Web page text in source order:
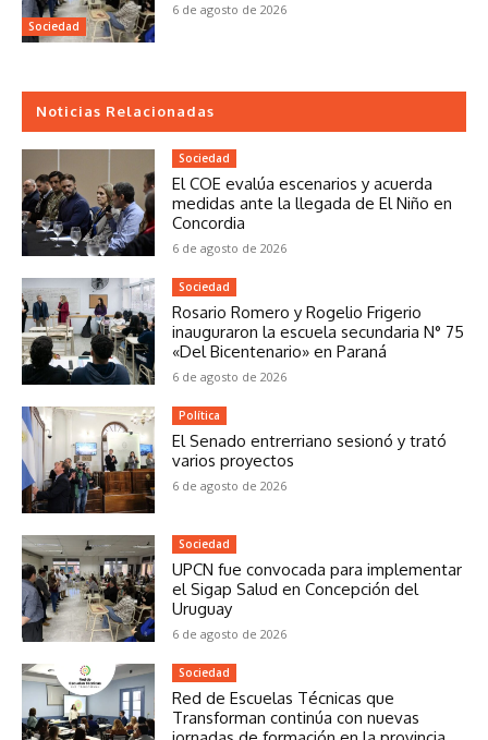
Sociedad
6 de agosto de 2026
Noticias Relacionadas
Sociedad
El COE evalúa escenarios y acuerda
medidas ante la llegada de El Niño en
Concordia
6 de agosto de 2026
Sociedad
Rosario Romero y Rogelio Frigerio
inauguraron la escuela secundaria N° 75
«Del Bicentenario» en Paraná
6 de agosto de 2026
Política
El Senado entrerriano sesionó y trató
varios proyectos
6 de agosto de 2026
Sociedad
UPCN fue convocada para implementar
el Sigap Salud en Concepción del
Uruguay
6 de agosto de 2026
Sociedad
Red de Escuelas Técnicas que
Transforman continúa con nuevas